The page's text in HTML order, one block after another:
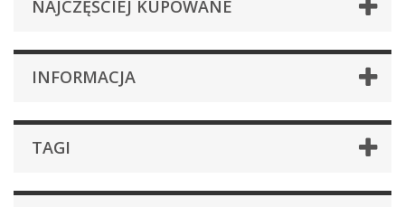
NAJCZĘŚCIEJ KUPOWANE
INFORMACJA
TAGI